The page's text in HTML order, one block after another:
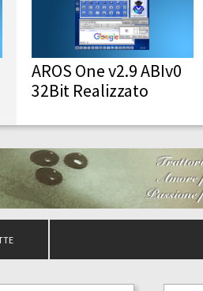
AROS One v2.9 ABIv0
32Bit Realizzato